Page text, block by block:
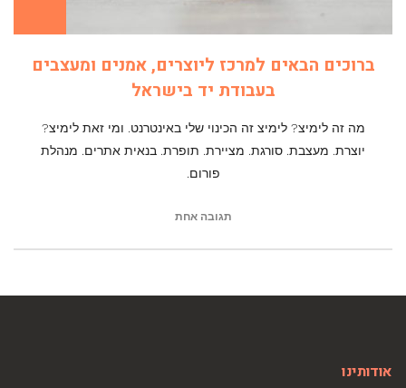
ברוכים הבאים למרכז ליוצרים, אמנים ומעצבים
בעבודת יד בישראל
מה זה לימיצ? לימיצ זה הכינוי שלי באינטרנט. ומי זאת לימיצ?
יוצרת. מעצבת. סורגת. מציירת. תופרת. בנאית אתרים. מנהלת
פורום.
תגובה אחת
אודותינו